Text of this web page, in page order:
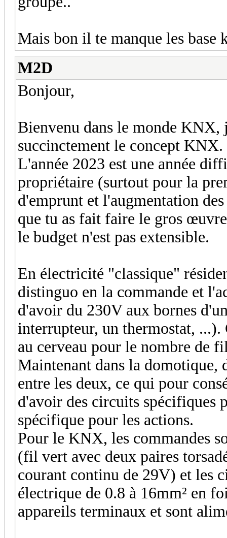
Mais bon il te manque les base
M2D
Bonjour,
Bienvenu dans le monde KNX,
succinctement le concept KNX.
L'année 2023 est une année
propriétaire (surtout pour la
d'emprunt et l'augmentation
que tu as fait faire le gros
le budget n'est pas extensible.
En électricité "classique"
distinguo en la commande et
d'avoir du 230V aux bornes
interrupteur, un thermostat,
au cerveau pour le nombre de
Maintenant dans la domotique,
entre les deux, ce qui pour
d'avoir des circuits spécifiques
spécifique pour les actions.
Pour le KNX, les commandes
(fil vert avec deux paires
courant continu de 29V) et les
électrique de 0.8 à 16mm² en
appareils terminaux et sont